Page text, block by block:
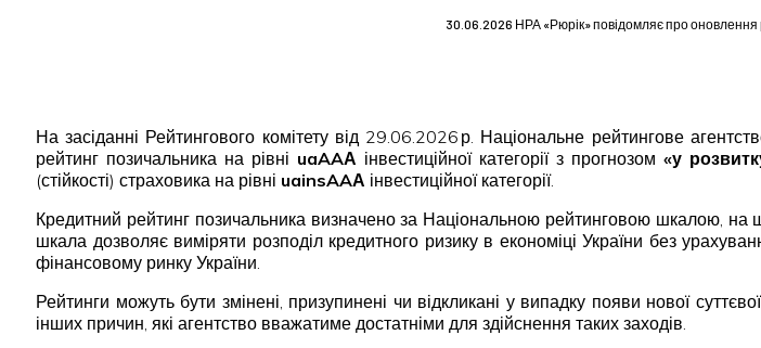
30.06.2026 НРА «Рюрік» повідомляє про
На засіданні Рейтингового комітету від 29.06.2026 р. Національне рейтингове
рейтинг позичальника на рівні uaAAА інвестиційної категорії з прогнозом «у
(стійкості) страховика на рівні uainsAAА інвестиційної категорії.
Кредитний рейтинг позичальника визначено за Національною рейтинговою шкалою, на
шкала дозволяє виміряти розподіл кредитного ризику в економіці України без
фінансовому ринку України.
Рейтинги можуть бути змінені, призупинені чи відкликані у випадку появи нової
інших причин, які агентство вважатиме достатніми для здійснення таких заходів.